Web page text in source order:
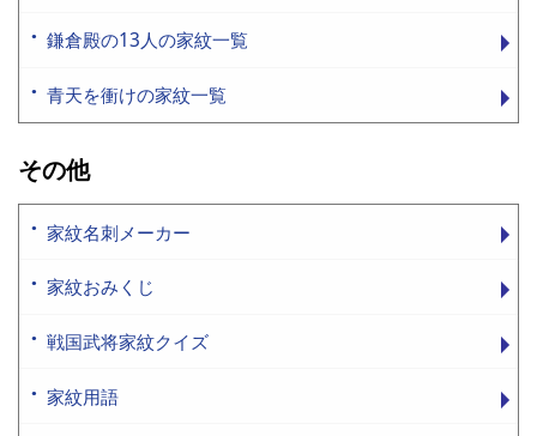
鎌倉殿の13人の家紋一覧
青天を衝けの家紋一覧
その他
家紋名刺メーカー
家紋おみくじ
戦国武将家紋クイズ
家紋用語